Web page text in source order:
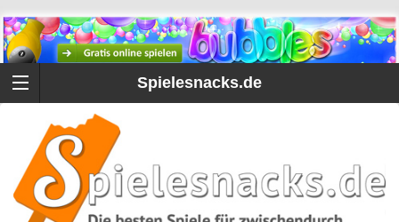
Spielesnacks.de